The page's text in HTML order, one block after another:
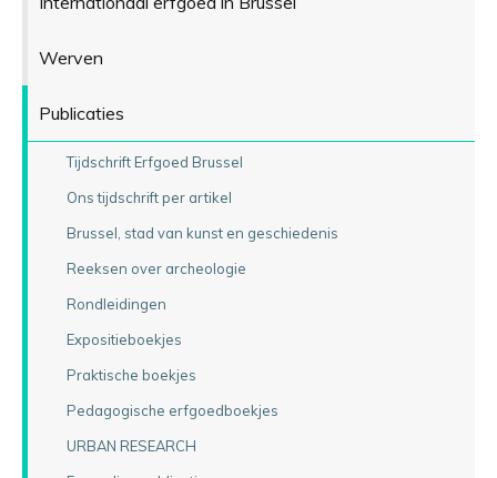
Werven
Publicaties
Tijdschrift Erfgoed Brussel
Ons tijdschrift per artikel
Brussel, stad van kunst en geschiedenis
Reeksen over archeologie
Rondleidingen
Expositieboekjes
Praktische boekjes
Pedagogische erfgoedboekjes
URBAN RESEARCH